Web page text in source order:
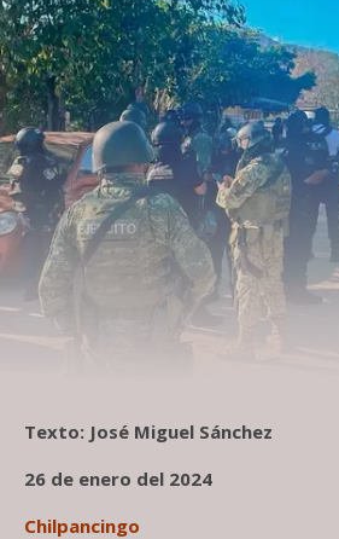
Texto: José Miguel Sánchez
26 de enero del 2024
Chilpancingo